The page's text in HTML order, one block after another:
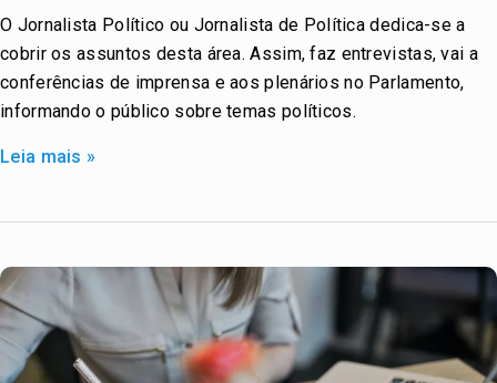
O Jornalista Político ou Jornalista de Política dedica-se a
cobrir os assuntos desta área. Assim, faz entrevistas, vai a
conferências de imprensa e aos plenários no Parlamento,
informando o público sobre temas políticos.
/
Jornalista
Político
Leia mais »